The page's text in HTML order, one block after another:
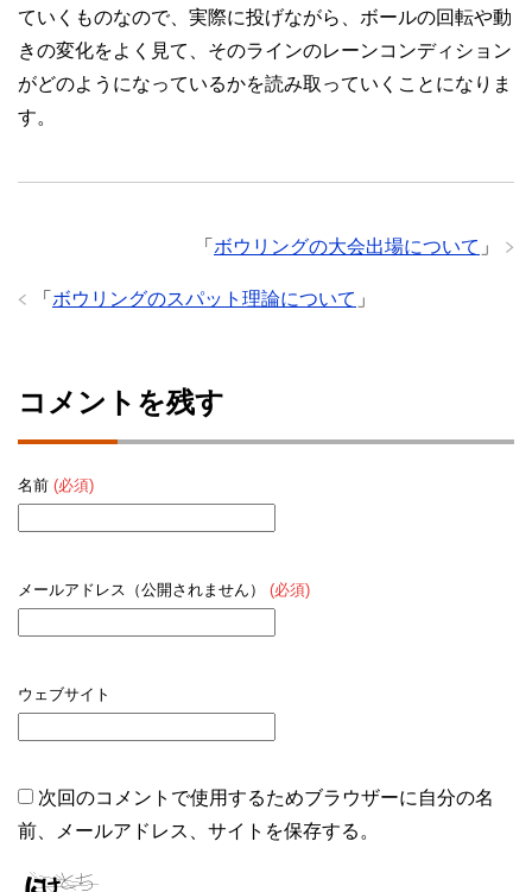
ていくものなので、実際に投げながら、ボールの回転や動
きの変化をよく見て、そのラインのレーンコンディション
がどのようになっているかを読み取っていくことになりま
す。
「 ボウリングの大会出場について 」
「 ボウリングのスパット理論について 」
コメントを残す
名前 (必須)
メールアドレス（公開されません） (必須)
ウェブサイト
次回のコメントで使用するためブラウザーに自分の名
前、メールアドレス、サイトを保存する。